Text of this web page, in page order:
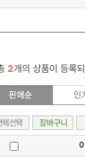
2개의 상품이 등록